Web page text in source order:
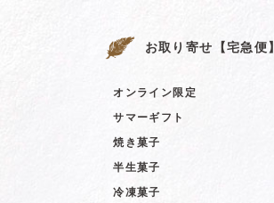
お取り寄せ【宅急便】
オンライン限定
サマーギフト
焼き菓子
半生菓子
冷凍菓子